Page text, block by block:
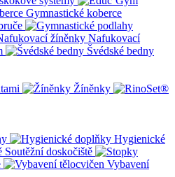
Gymnastické koberce
Nafukovací
Švédské bedny
Žíněnky
Hygienické
Soutěžní doskočiště
Vybavení